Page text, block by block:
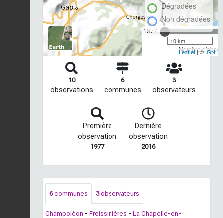
1977
Nombre
Dégradées
Non dégradées
10 km
Leaflet| ©IGN
10
observations
6
communes
3
observateurs
Première
observation
1977
Dernière
observation
2016
6communes 3observateurs
Champoléon - Freissinières - La Chapelle-en-